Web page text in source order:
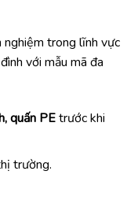
trong lĩnh vực
với mẫu mã đa
quấn PEtrước khi
trường.